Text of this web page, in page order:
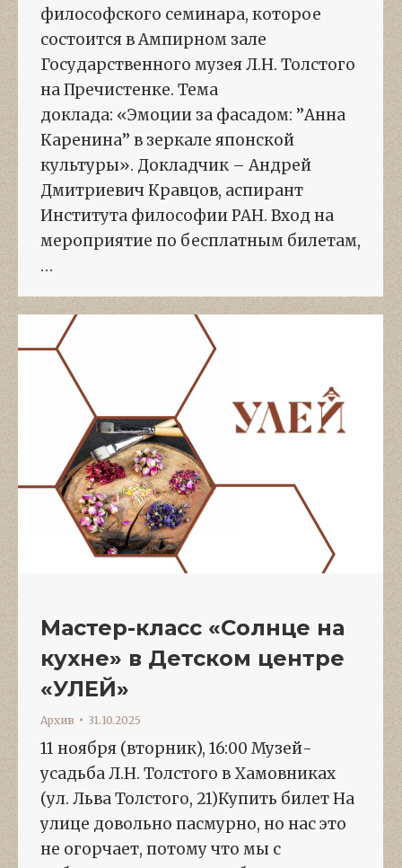
философского семинара, которое
состоится в Ампирном зале
Государственного музея Л.Н. Толстого
на Пречистенке. Тема
доклада: «Эмоции за фасадом: ’’Анна
Каренина’’ в зеркале японской
культуры». Докладчик – Андрей
Дмитриевич Кравцов, аспирант
Института философии РАН. Вход на
мероприятие по бесплатным билетам,
…
Мастер-класс «Солнце на
кухне» в Детском центре
«УЛЕЙ»
Архив 31.10.2025
11 ноября (вторник), 16:00 Музей-
усадьба Л.Н. Толстого в Хамовниках
(ул. Льва Толстого, 21)Купить билет На
улице довольно пасмурно, но нас это
не огорчает, потому что мы с